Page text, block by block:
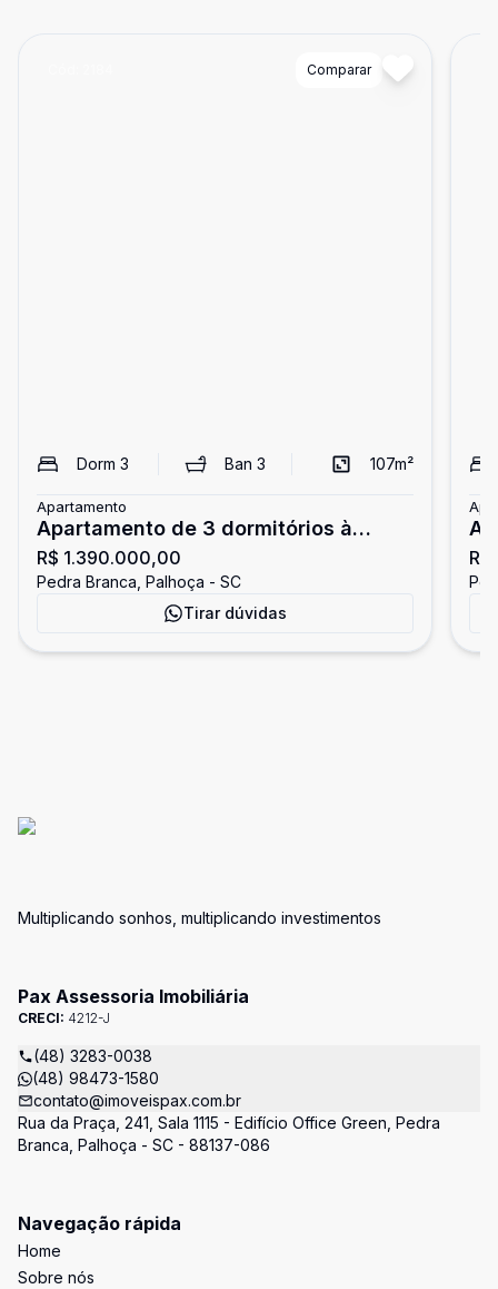
Comparar
Dorm 3 Ban3 107m²
Apartamento
Apartamento de 3 dormitórios à
venda na Pedra Branca
R$ 1.390.000,00
Pedra Branca, Palhoça - SC
Tirar dúvidas
Multiplicando sonhos, multiplicando investimentos
Pax Assessoria Imobiliária
CRECI: 4212-J
(48) 3283-0038
(48) 98473-1580
contato@imoveispax.com.br
Rua da Praça, 241, Sala 1115 - Edifício Office Green, Pedra
Branca, Palhoça - SC - 88137-086
Navegação rápida
Home
Sobre nós